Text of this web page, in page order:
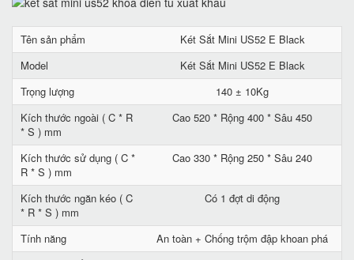
Tên sản phẩm
Két Sắt Mini US52 E Black
Model
Két Sắt Mini US52 E Black
Trọng lượng
140 ± 10Kg
Kích thước ngoài ( C * R
* S ) mm
Cao 520 * Rộng 400 * Sâu 450
Kích thước sử dụng ( C *
R * S ) mm
Cao 330 * Rộng 250 * Sâu 240
Kích thước ngăn kéo ( C
* R * S ) mm
Có 1 đợt di động
Tính năng
An toàn + Chống trộm đập khoan phá